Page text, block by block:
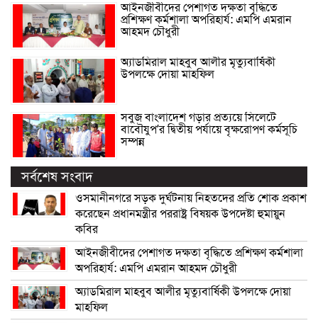
আইনজীবীদের পেশাগত দক্ষতা বৃদ্ধিতে
প্রশিক্ষণ কর্মশালা অপরিহার্য: এমপি এমরান
আহমদ চৌধুরী
অ্যাডমিরাল মাহবুব আলীর মৃত্যুবার্ষিকী
উপলক্ষে দোয়া মাহফিল
সবুজ বাংলাদেশ গড়ার প্রত্যয়ে সিলেটে
বাবৌযুপ’র দ্বিতীয় পর্যায়ে বৃক্ষরোপণ কর্মসূচি
সম্পন্ন
সর্বশেষ সংবাদ
ওসমানীনগরে সড়ক দুর্ঘটনায় নিহতদের প্রতি শোক প্রকাশ
করেছেন প্রধানমন্ত্রীর পররাষ্ট্র বিষয়ক উপদেষ্টা হুমায়ুন
কবির
আইনজীবীদের পেশাগত দক্ষতা বৃদ্ধিতে প্রশিক্ষণ কর্মশালা
অপরিহার্য: এমপি এমরান আহমদ চৌধুরী
অ্যাডমিরাল মাহবুব আলীর মৃত্যুবার্ষিকী উপলক্ষে দোয়া
মাহফিল